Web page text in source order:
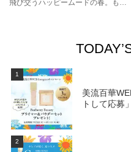
飛び交うハッピームードの春。もら
を思い浮かべてみて。
1
美流百華
トして応募
2